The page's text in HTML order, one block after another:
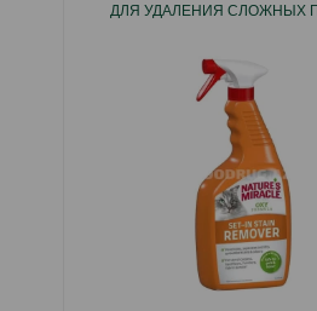
ДЛЯ УДАЛЕНИЯ СЛОЖНЫХ